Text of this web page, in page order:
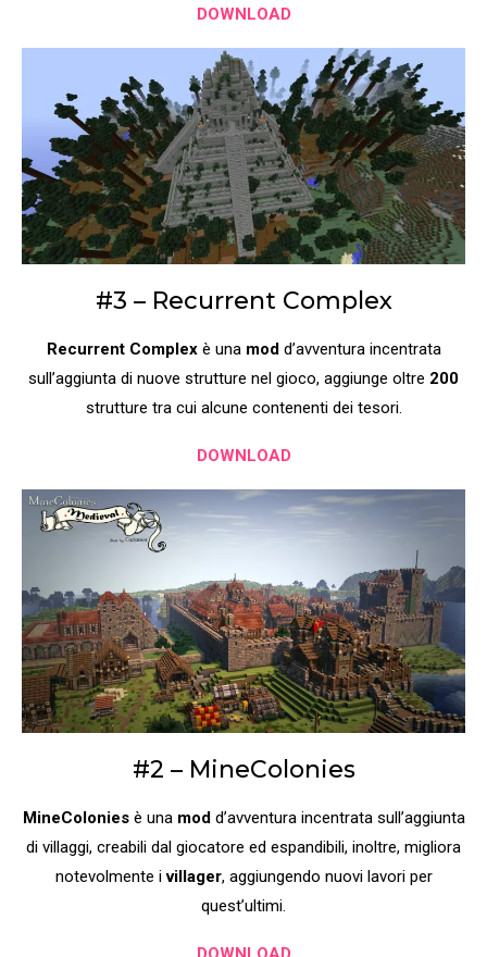
DOWNLOAD
#3 – Recurrent Complex
Recurrent Complexè una modd’avventura incentrata
sull’aggiunta di nuove strutture nel gioco, aggiunge oltre 200
strutture tra cui alcune contenenti dei tesori.
DOWNLOAD
#2 – MineColonies
MineColoniesè una mod d’avventura incentrata sull’aggiunta
di villaggi, creabili dal giocatore ed espandibili, inoltre, migliora
notevolmente ivillager, aggiungendo nuovi lavori per
quest’ultimi.